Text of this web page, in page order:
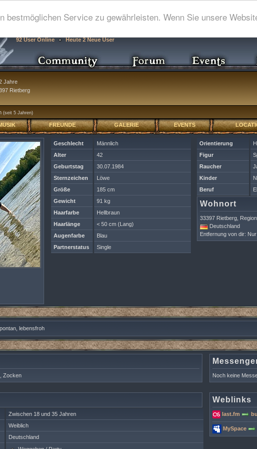
bestmöglichen Service zu gewährleisten. Wenn Sie unsere
92 User Online Heute 2 Neue User
Jahre
Rietberg
(seit 5 Jahren)
FREUNDE GALERIE EVENTS
Orientierung
Figur
Raucher
Kinder
Beruf
Wohnort
33397 Rietberg,
Deutschland
Entfernung von dir:
Geschlecht
Männlich
Alter
42
Geburtstag
30.07.1984
Sternzeichen
Löwe
Größe
185 cm
Gewicht
91 kg
Haarfarbe
Hellbraun
Haarlänge
< 50 cm (Lang)
Augenfarbe
Blau
Partnerstatus
Single
lebensfroh
Noch keine
Weblinks
last.fm
MySpace
Zocken
Zwischen 18 und 35 Jahren
Weiblich
Deutschland